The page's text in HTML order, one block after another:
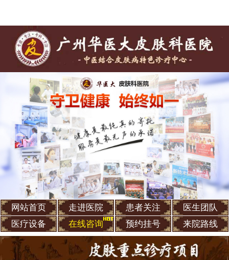
网站首页 走进医院 患者关注
医生团队
医疗设备
在线咨询 预约挂号 来院路线